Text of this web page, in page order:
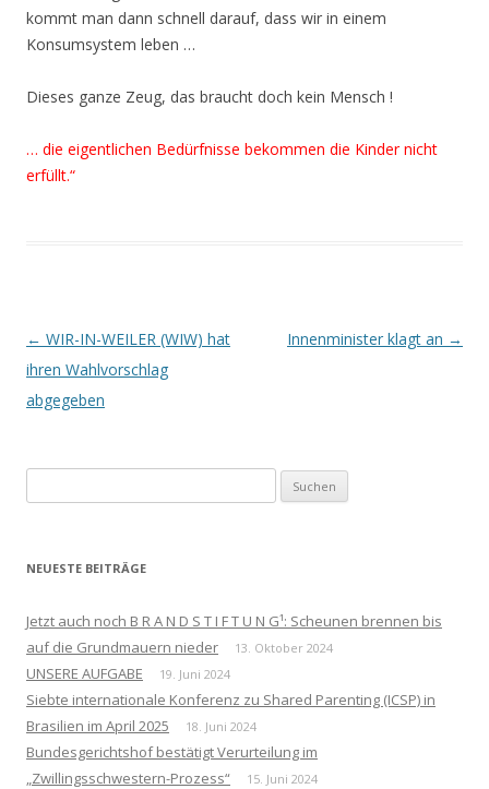
kommt man dann schnell darauf, dass wir in einem
Konsumsystem leben …
Dieses ganze Zeug, das braucht doch kein Mensch !
… die eigentlichen Bedürfnisse bekommen die Kinder nicht
erfüllt.“
Beitrags-
Navigation
← WIR-IN-WEILER (WIW) hat
ihren Wahlvorschlag
abgegeben
Innenminister klagt an →
nach:
NEUESTE BEITRÄGE
Jetzt auch noch B R A N D S T I F T U N G¹: Scheunen brennen bis
auf die Grundmauern nieder
13. Oktober 2024
UNSERE AUFGABE 19. Juni 2024
Siebte internationale Konferenz zu Shared Parenting (ICSP) in
Brasilien im April 2025
18. Juni 2024
Bundesgerichtshof bestätigt Verurteilung im
„Zwillingsschwestern-Prozess“
15. Juni 2024